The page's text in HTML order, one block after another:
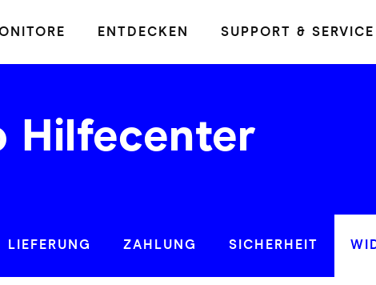
ENTDECKEN SUPPORT & SERVICE
Hilfecenter
LIEFERUNG ZAHLUNG SICHERHEIT